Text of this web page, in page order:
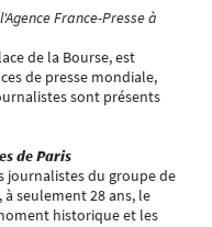
France-Presse à
de la Bourse, est
de presse mondiale,
sont présents
de Paris
journalistes du groupe de
à seulement 28 ans, le
historique et les